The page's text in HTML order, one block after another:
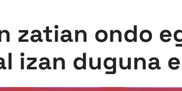
zatian ondo
izan duguna